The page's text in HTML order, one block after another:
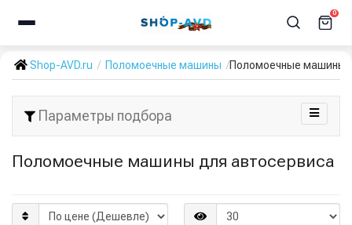
0
Shop-AVD.ru Поломоечные машины Поломоечные машины
Параметры подбора
Поломоечные машины для автосервиса